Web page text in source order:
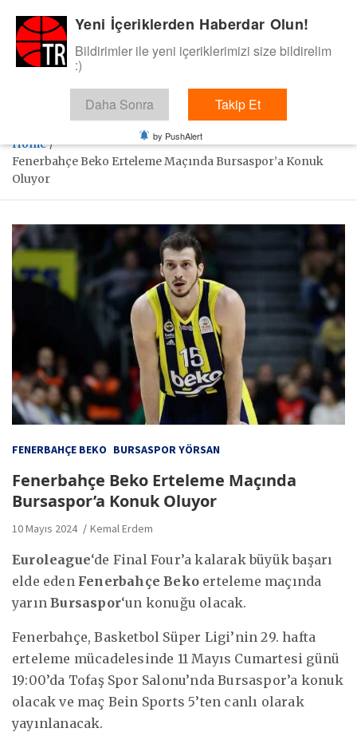
content
BasketTR
Sol dip çizgiden bir basket de bizden gelsin dedik.
Home
Fenerbahçe Beko Erteleme Maçında Bursaspor’a Konuk
Oluyor
FENERBAHÇE BEKO BURSASPOR YÖRSAN
Fenerbahçe Beko Erteleme Maçında
Bursaspor’a Konuk Oluyor
10 Mayıs 2024 Kemal Erdem
Euroleague‘de Final Four’a kalarak büyük başarı
elde eden Fenerbahçe Beko erteleme maçında
yarınBursaspor‘un konuğu olacak.
Fenerbahçe, Basketbol Süper Ligi’nin 29. hafta
erteleme mücadelesinde 11 Mayıs Cumartesi günü
19:00’da Tofaş Spor Salonu’nda Bursaspor’a konuk
olacak ve maç Bein Sports 5’ten canlı olarak
yayınlanacak.
Yeni İçeriklerden Haberdar Olun!
Bildirimler ile yeni içeriklerimizi size bildirelim
:)
Daha Sonra Takip Et
by PushAlert